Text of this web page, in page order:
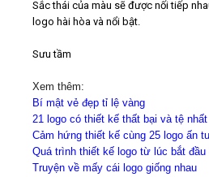
Sắc thái của màu sẽ được nối tiếp
logo hài hòa và nổi bật.
Sưu tầm
Xem thêm:
Bí mật vẻ đẹp tỉ lệ vàng
21 logo có thiết kế thất bại và tệ nhất
Cảm hứng thiết kế cùng 25 logo ấn
Quá trình thiết kế logo từ lúc bắt
Truyện về mấy cái logo giống nhau